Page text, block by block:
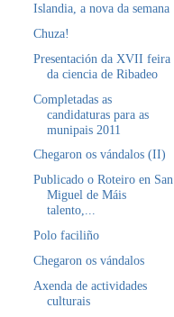
Islandia, a nova da semana
Chuza!
Presentación da XVII feira
da ciencia de Ribadeo
Completadas as
candidaturas para as
munipais 2011
Chegaron os vándalos (II)
Publicado o Roteiro en San
Miguel de Máis
talento,...
Polo faciliño
Chegaron os vándalos
Axenda de actividades
culturais